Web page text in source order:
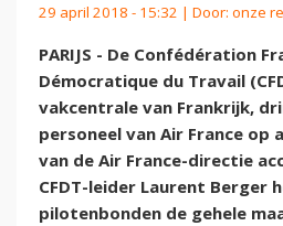
29 april 2018 - 15:32 | Door: onze
PARIJS - De Confédération
Démocratique du Travail
vakcentrale van Frankrijk,
personeel van Air France op
van de Air France-directie
CFDT-leider Laurent Berger
pilotenbonden de gehele